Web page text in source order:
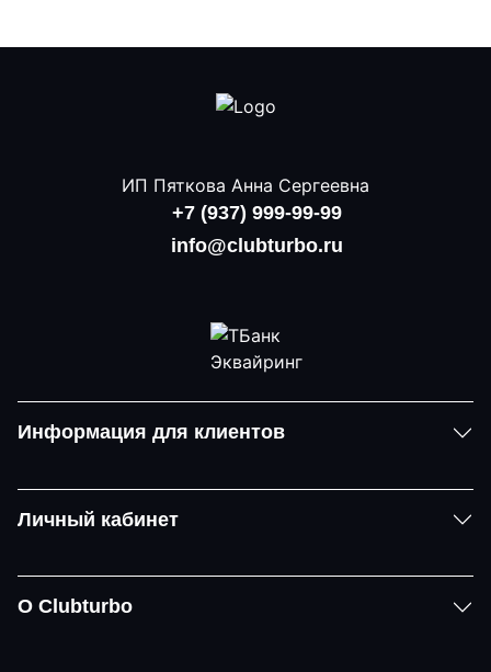
ИП Пяткова Анна Сергеевна
+7 (937) 999-99-99
info@clubturbo.ru
Информация для клиентов
Личный кабинет
О Clubturbo